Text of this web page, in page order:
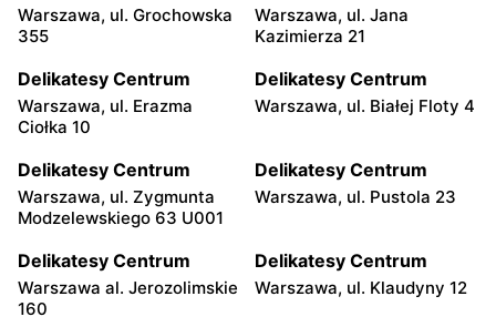
Warszawa, ul. Grochowska
355
Warszawa, ul. Jana
Kazimierza 21
Delikatesy Centrum
Warszawa, ul. Erazma
Ciołka 10
Delikatesy Centrum
Warszawa, ul. Białej Floty 4
Delikatesy Centrum
Warszawa, ul. Zygmunta
Modzelewskiego 63 U001
Delikatesy Centrum
Warszawa, ul. Pustola 23
Delikatesy Centrum
Warszawa al. Jerozolimskie
160
Delikatesy Centrum
Warszawa, ul. Klaudyny 12